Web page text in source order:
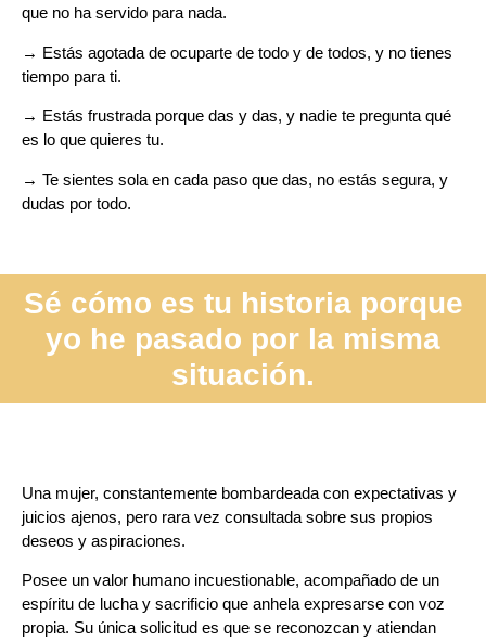
que no ha servido para nada.
→ Estás agotada de ocuparte de todo y de todos, y no tienes
tiempo para ti.
→ Estás frustrada porque das y das, y nadie te pregunta qué
es lo que quieres tu.
→ Te sientes sola en cada paso que das, no estás segura, y
dudas por todo.
Sé cómo es tu historia porque
yo he pasado por la misma
situación.
Una mujer, constantemente bombardeada con expectativas y
juicios ajenos, pero rara vez consultada sobre sus propios
deseos y aspiraciones.
Posee un valor humano incuestionable, acompañado de un
espíritu de lucha y sacrificio que anhela expresarse con voz
propia. Su única solicitud es que se reconozcan y atiendan